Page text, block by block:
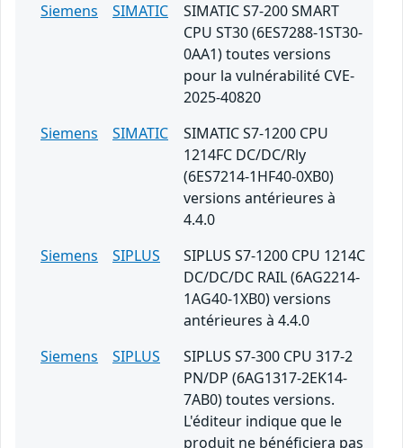
Siemens
SIMATIC
SIMATIC S7-200 SMART
CPU ST30 (6ES7288-1ST30-
0AA1) toutes versions
pour la vulnérabilité CVE-
2025-40820
Siemens
SIMATIC
SIMATIC S7-1200 CPU
1214FC DC/DC/Rly
(6ES7214-1HF40-0XB0)
versions antérieures à
4.4.0
Siemens
SIPLUS
SIPLUS S7-1200 CPU 1214C
DC/DC/DC RAIL (6AG2214-
1AG40-1XB0) versions
antérieures à 4.4.0
Siemens
SIPLUS
SIPLUS S7-300 CPU 317-2
PN/DP (6AG1317-2EK14-
7AB0) toutes versions.
L'éditeur indique que le
produit ne bénéficiera pas